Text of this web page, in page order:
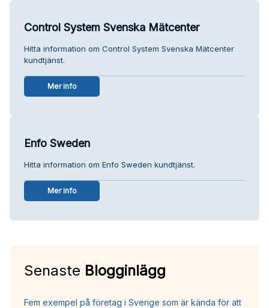
Control System Svenska Mätcenter
Hitta information om Control System Svenska Mätcenter
kundtjänst.
Mer info
Enfo Sweden
Hitta information om Enfo Sweden kundtjänst.
Mer info
Senaste Blogginlägg
Fem exempel på företag i Sverige som är kända för att